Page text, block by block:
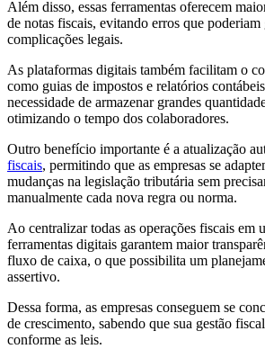
Além disso, essas ferramentas oferecem
de notas fiscais, evitando erros que poderiam
complicações legais.
As plataformas digitais também facilitam o
como guias de impostos e relatórios
necessidade de armazenar grandes
otimizando o tempo dos colaboradores.
Outro benefício importante é a atualização
fiscais, permitindo que as empresas se
mudanças na legislação tributária sem
manualmente cada nova regra ou norma.
Ao centralizar todas as operações fiscais em
ferramentas digitais garantem maior
fluxo de caixa, o que possibilita um
assertivo.
Dessa forma, as empresas conseguem se
de crescimento, sabendo que sua gestão
conforme as leis.